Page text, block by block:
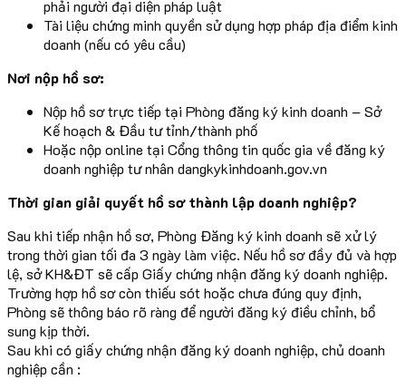
phải người đại diện pháp luật
Tài liệu chứng minh quyền sử dụng hợp pháp địa điểm kinh
doanh (nếu có yêu cầu)
Nơi nộp hồ sơ:
Nộp hồ sơ trực tiếp tại Phòng đăng ký kinh doanh – Sở
Kế hoạch & Đầu tư tỉnh/thành phố
Hoặc nộp online tại Cổng thông tin quốc gia về đăng ký
doanh nghiệp tư nhân dangkykinhdoanh.gov.vn
Thời gian giải quyết hồ sơ thành lập doanh nghiệp?
Sau khi tiếp nhận hồ sơ, Phòng Đăng ký kinh doanh sẽ xử lý
trong thời gian tối đa 3 ngày làm việc. Nếu hồ sơ đầy đủ và hợp
lệ, sở KH&ĐT sẽ cấp Giấy chứng nhận đăng ký doanh nghiệp.
Trường hợp hồ sơ còn thiếu sót hoặc chưa đúng quy định,
Phòng sẽ thông báo rõ ràng để người đăng ký điều chỉnh, bổ
sung kịp thời.
Sau khi có giấy chứng nhận đăng ký doanh nghiệp, chủ doanh
nghiệp cần :